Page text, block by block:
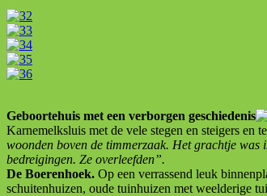
Geboortehuis met een verborgen geschiedenis
Karnemelksluis met de vele stegen en steigers en
woonden boven de timmerzaak. Het grachtje
bedreigingen. Ze overleefden”.
De Boerenhoek. Op een verrassend leuk
schuitenhuizen, oude tuinhuizen met weelderige